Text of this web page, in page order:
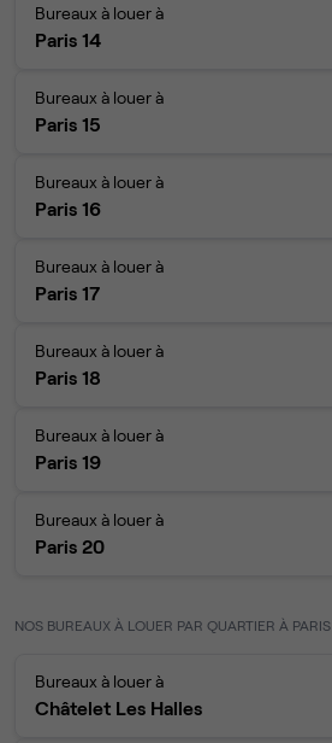
Bureaux à louer à
Paris 14
Bureaux à louer à
Paris 15
Bureaux à louer à
Paris 16
Bureaux à louer à
Paris 17
Bureaux à louer à
Paris 18
Bureaux à louer à
Paris 19
Bureaux à louer à
Paris 20
NOS BUREAUX À LOUER PAR QUARTIER À PARIS
Bureaux à louer à
Châtelet Les Halles